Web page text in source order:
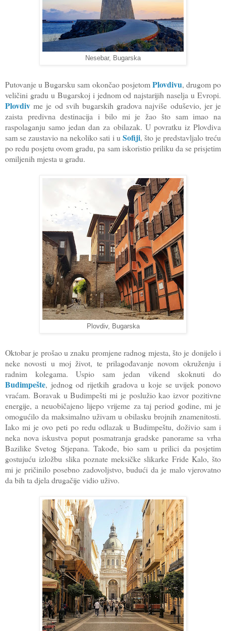
Nesebar, Bugarska
Putovanje u Bugarsku sam okončao posjetomPlovdivu, drugom po
veličini gradu u Bugarskoj i jednom od najstarijih naselja u Evropi.
Plovdiv me je od svih bugarskih gradova najviše oduševio, jer je
zaista predivna destinacija i bilo mi je žao što sam imao na
raspolaganju samo jedan dan za obilazak. U povratku iz Plovdiva
sam se zaustavio na nekoliko sati i u Sofiji, što je predstavljalo treću
po redu posjetu ovom gradu, pa sam iskoristio priliku da se prisjetim
omiljenih mjesta u gradu.
Plovdiv, Bugarska
Oktobar je prošao u znaku promjene radnog mjesta, što je donijelo i
neke novosti u moj život, te prilagođavanje novom okruženju i
radnim kolegama. Uspio sam jedan vikend skoknuti do
Budimpešte, jednog od rijetkih gradova u koje se uvijek ponovo
vraćam. Boravak u Budimpešti mi je poslužio kao izvor pozitivne
energije, a neuobičajeno lijepo vrijeme za taj period godine, mi je
omogućilo da maksimalno uživam u obilasku brojnih znamenitosti.
Iako mi je ovo peti po redu odlazak u Budimpeštu, doživio sam i
neka nova iskustva poput posmatranja gradske panorame sa vrha
Bazilike Svetog Stjepana. Takođe, bio sam u prilici da posjetim
gostujuću izložbu slika poznate meksičke slikarke Fride Kalo, što
mi je pričinilo posebno zadovoljstvo, budući da je malo vjerovatno
da bih ta djela drugačije vidio uživo.